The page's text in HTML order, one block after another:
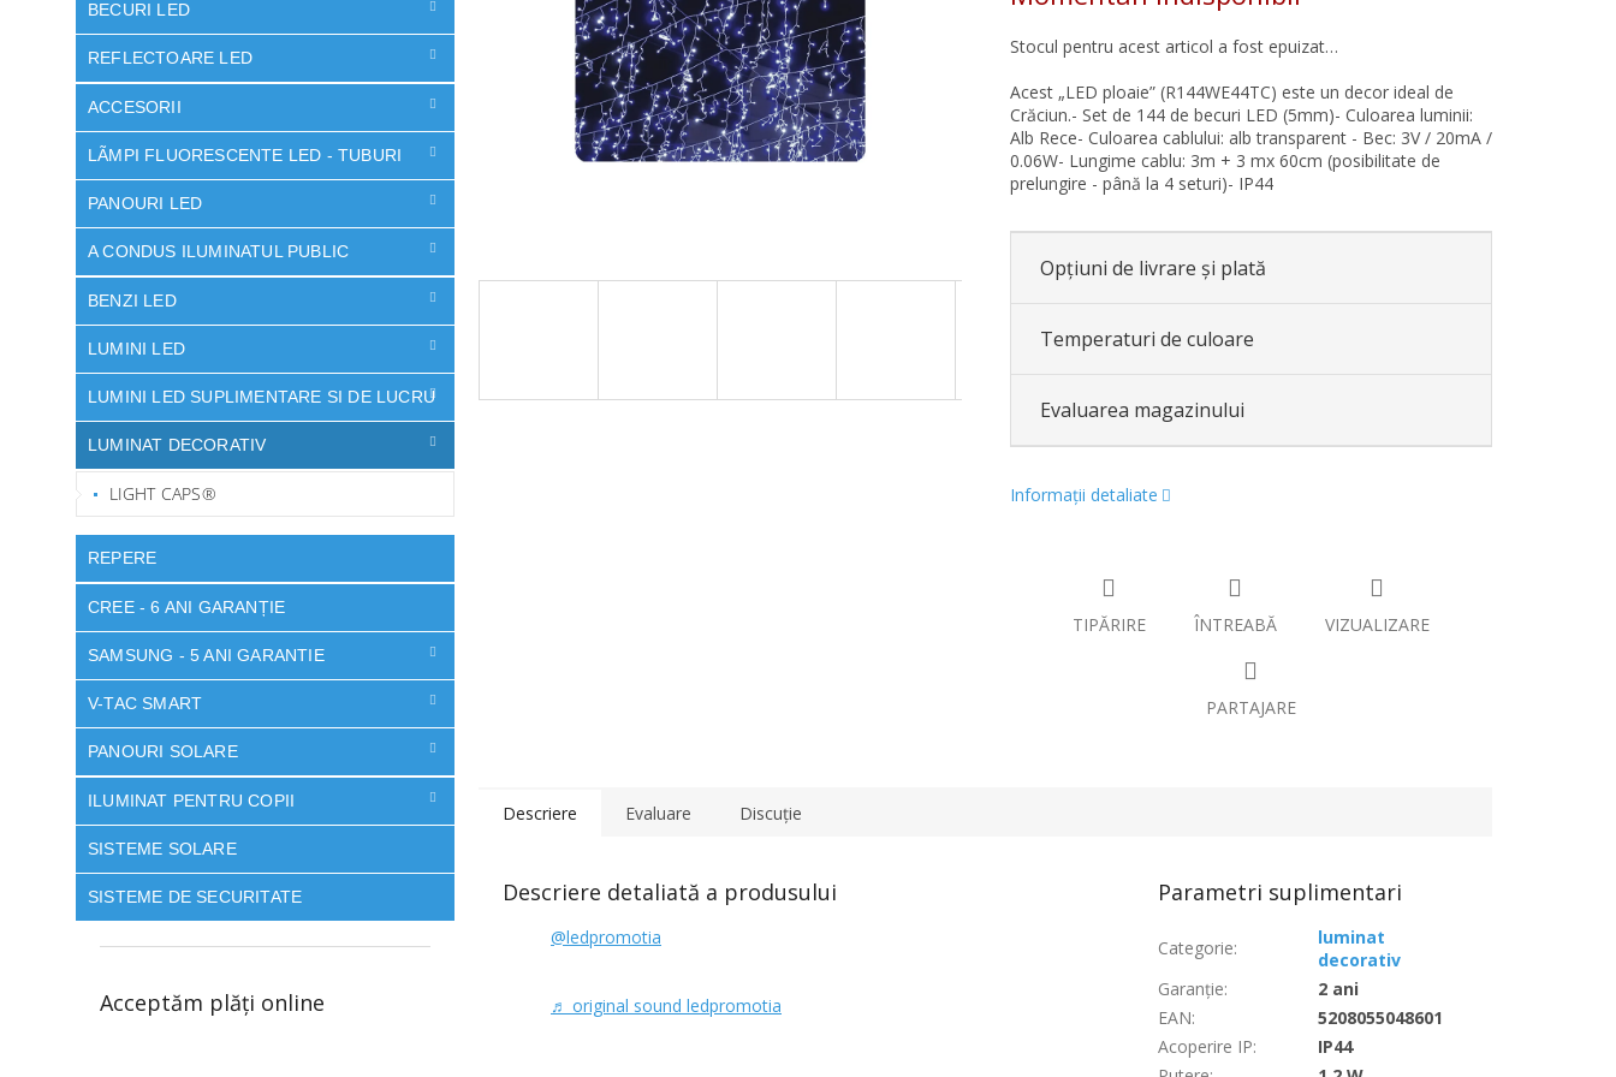
BECURI LED
REFLECTOARE LED
ACCESORII
LÃMPI FLUORESCENTE LED - TUBURI
PANOURI LED
A CONDUS ILUMINATUL PUBLIC
BENZI LED
LUMINI LED
LUMINI LED SUPLIMENTARE SI DE LUCRU
LUMINAT DECORATIV
LIGHT CAPS®
REPERE
CREE - 6 ANI GARANȚIE
SAMSUNG - 5 ANI GARANTIE
V-TAC SMART
PANOURI SOLARE
ILUMINAT PENTRU COPII
SISTEME SOLARE
SISTEME DE SECURITATE
Acceptăm plăţi online
Stocul pentru acest articol a fost epuizat…
Acest „LED ploaie” (R144WE44TC) este un decor ideal de
Crăciun.- Set de 144 de becuri LED (5mm)- Culoarea luminii:
Alb Rece- Culoarea cablului: alb transparent - Bec: 3V / 20mA /
0.06W- Lungime cablu: 3m + 3 mx 60cm (posibilitate de
prelungire - până la 4 seturi)- IP44
Opțiuni de livrare și plată
Temperaturi de culoare
Evaluarea magazinului
Informaţii detaliate
TIPĂRIRE ÎNTREABĂ VIZUALIZARE
PARTAJARE
Descriere Evaluare Discuţie
Descriere detaliată a produsului
@ledpromotia
♬ original sound ledpromotia
Parametri suplimentari
Categorie:
luminat
decorativ
Garanţie:
2 ani
EAN:
5208055048601
Acoperire IP:
IP44